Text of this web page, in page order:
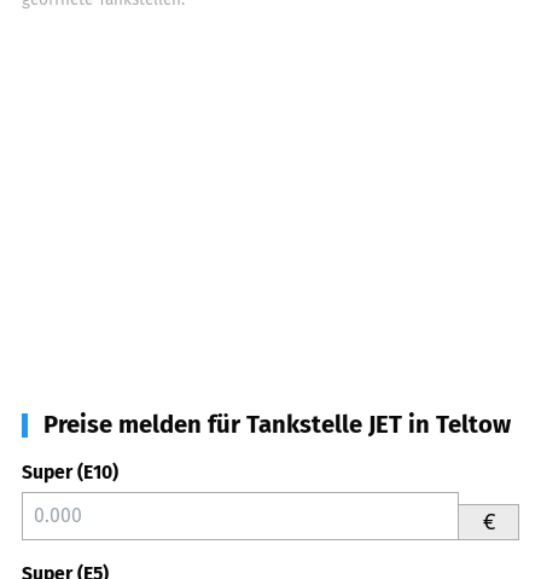
Preise melden für Tankstelle JET in Teltow
Super (E10)
€
Super (E5)